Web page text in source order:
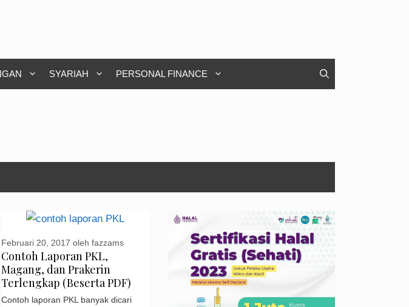
SYARIAH PERSONAL FINANCE
Contoh Laporan PKL,
Magang, dan Prakerin
Terlengkap (Beserta PDF)
Februari 20, 2017 oleh fazzams
Contoh laporan PKL banyak dicari